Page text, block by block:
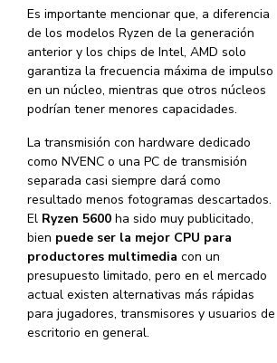
Es importante mencionar que, a diferencia
de los modelos Ryzen de la generación
anterior y los chips de Intel, AMD solo
garantiza la frecuencia máxima de impulso
en un núcleo, mientras que otros núcleos
podrían tener menores capacidades.
La transmisión con hardware dedicado
como NVENC o una PC de transmisión
separada casi siempre dará como
resultado menos fotogramas descartados.
El Ryzen 5600 ha sido muy publicitado,
bien puede ser la mejor CPU para
productores multimedia con un
presupuesto limitado, pero en el mercado
actual existen alternativas más rápidas
para jugadores, transmisores y usuarios de
escritorio en general.